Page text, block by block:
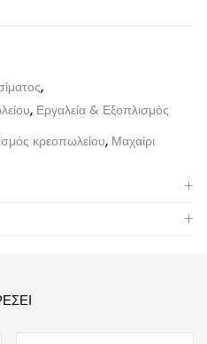
,
, Εργαλεία & Εξοπλισμός
κρεοπωλείου, Μαχαίρι